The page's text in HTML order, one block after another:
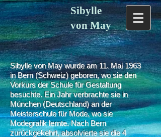
Sibylle
von May
Sibylle von May wurde am 11. Mai 1963
in Bern (Schweiz) geboren, wo sie den
Vorkurs der Schule für Gestaltung
besuchte. Ein Jahr verbrachte sie in
München (Deutschland) an der
Meisterschule für Mode, wo sie
Modegrafik lernte. Nach Bern
zurückgekehrt, absolvierte sie die 4